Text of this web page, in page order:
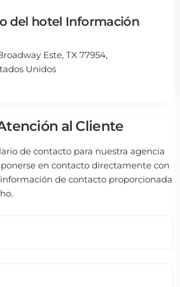
del hotel Información
Este, TX 77954,
Unidos
al Cliente
de contacto para nuestra agencia
ponerse en contacto directamente con
de contacto proporcionada